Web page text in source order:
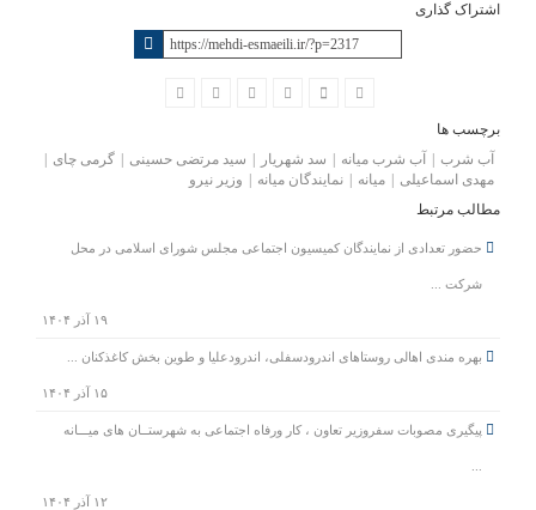
اشتراک گذاری
برچسب ها
آب شرب
آب شرب میانه سد شهریار سید مرتضی حسینی
گرمی چای
مهدی اسماعیلی
میانه نمایندگان میانه
وزیر نیرو
مطالب مرتبط
حضور تعدادی از نمایندگان کمیسیون اجتماعی مجلس شورای اسلامی در محل
شرکت ...
۱۹ آذر ۱۴۰۴
بهره مندی اهالی روستاهای اندرودسفلی، اندرودعلیا و طوین بخش کاغذکنان ...
۱۵ آذر ۱۴۰۴
پیگیری مصوبات سفروزیر تعاون ، کار ورفاه اجتماعی به شهرستــان های میـــانه
۱۲ آذر ۱۴۰۴